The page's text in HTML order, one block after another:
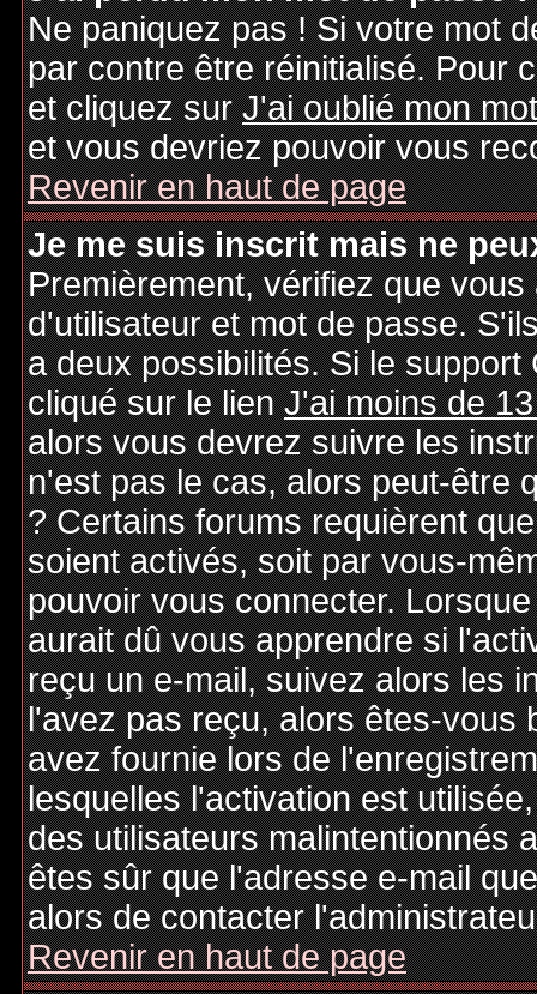
Ne paniquez pas ! Si votre mot
par contre être réinitialisé. Pour
et cliquez surJ'ai oublié mon
et vous devriez pouvoir vous
Revenir en haut de page
Je me suis inscrit mais ne
Premièrement, vérifiez que
d'utilisateur et mot de passe.
a deux possibilités. Si le
cliqué sur le lienJ'ai moins de
alors vous devrez suivre les
n'est pas le cas, alors peut-être
? Certains forums requièrent
soient activés, soit par vous-
pouvoir vous connecter.
aurait dû vous apprendre si
reçu un e-mail, suivez alors les
l'avez pas reçu, alors êtes-vous
avez fournie lors de
lesquelles l'activation est
des utilisateurs malintentionnés
êtes sûr que l'adresse e-mail
alors de contacter
Revenir en haut de page